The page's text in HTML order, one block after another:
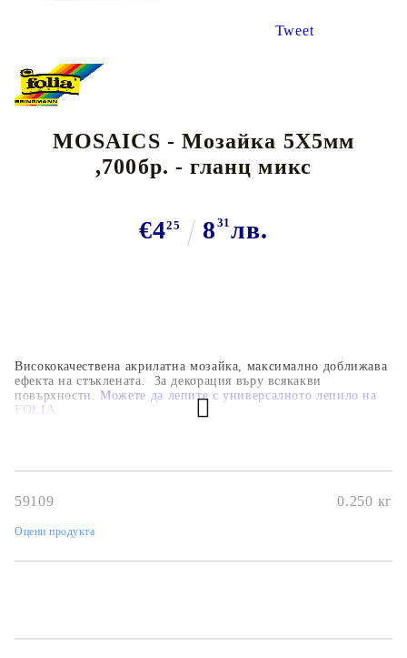
Tweet
MOSAICS - Мозайка 5Х5мм
,700бр. - гланц микс
€425 8 31лв.
Висококачествена акрилатна мозайка, максимално доближава
ефектана стъклената. За декорация въру всякакви
повърхности.Можете да лепите с универсалното лепило на
FOLIA
59109 0.250 кг
Оцени продукта